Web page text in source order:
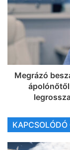
Megrázó
KAPCSOLÓDÓ